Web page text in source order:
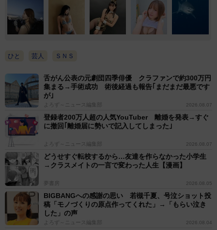
ひと 芸人 ＳＮＳ
舌がん公表の元劇団四季俳優 クラファンで約300万円
集まる→手術成功 術後経過も報告｢まだまだ最悪です
が｣
よろず～ニュース編集部 2026.08.07
登録者200万人超の人気YouTuber 離婚を発表→すぐ
に撤回｢離婚届に勢いで記入してしまった｣
よろず～ニュース編集部 2026.08.07
どうせすぐ転校するから…友達を作らなかった小学生
→クラスメイトの一言で変わった人生【漫画】
夢書房 2026.08.05
BIGBANGへの感謝の思い 若槻千夏、号泣ショット投
稿「モノづくりの原点作ってくれた」→「もらい泣き
した」の声
よろず～ニュース編集部 2026.08.04